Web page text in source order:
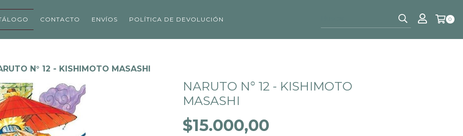
CONTACTO ENVÍOS POLÍTICA DE DEVOLUCIÓN 0
N° 12 - KISHIMOTO MASASHI
NARUTO N° 12 - KISHIMOTO
MASASHI
$15.000,00